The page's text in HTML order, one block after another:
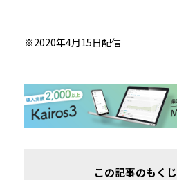
※2020年4月15日配信
この記事のもくじ